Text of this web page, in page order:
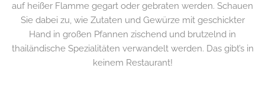
auf heißer Flamme gegart oder gebraten werden. Schauen
Sie dabei zu, wie Zutaten und Gewürze mit geschickter
Hand in großen Pfannen zischend und brutzelnd in
thailändische Spezialitäten verwandelt werden. Das gibt’s in
keinem Restaurant!